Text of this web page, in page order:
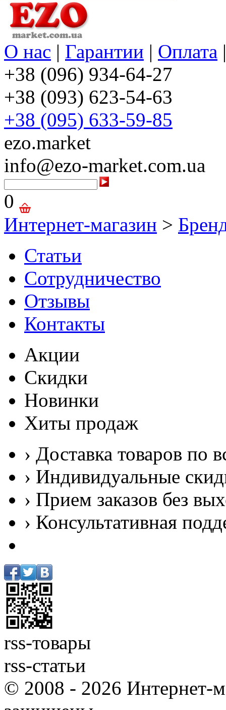
О нас | Гарантии | Оплата
+38 (096) 934-64-27
+38 (093) 623-54-63
+38 (095) 633-59-85
ezo.market
info@ezo-market.com.ua
0
Интернет-магазин >
Статьи
Сотрудничество
Отзывы
Контакты
Акции
Скидки
Новинки
Хиты продаж
› Доставка товаров по
› Индивидуальные
› Прием заказов без
› Консультативная
rss-товары
rss-статьи
© 2008 - 2026 Интернет-